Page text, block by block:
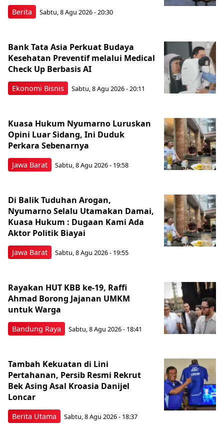
Berita Sabtu, 8 Agu 2026 - 20:30
Ekonomi Bisnis
Bank Tata Asia Perkuat Budaya
Kesehatan Preventif melalui Medical
Check Up Berbasis AI
Sabtu, 8 Agu 2026 - 20:11
Jawa Barat
Kuasa Hukum Nyumarno Luruskan
Opini Luar Sidang, Ini Duduk
Perkara Sebenarnya ​
Sabtu, 8 Agu 2026 - 19:58
Jawa Barat
Di Balik Tuduhan Arogan,
Nyumarno Selalu Utamakan Damai,
Kuasa Hukum : Dugaan Kami Ada
Aktor Politik Biayai
Sabtu, 8 Agu 2026 - 19:55
Bandung Raya
Rayakan HUT KBB ke-19, Raffi
Ahmad Borong Jajanan UMKM
untuk Warga
Sabtu, 8 Agu 2026 - 18:41
Berita Utama
Tambah Kekuatan di Lini
Pertahanan, Persib Resmi Rekrut
Bek Asing Asal Kroasia Danijel
Loncar
Sabtu, 8 Agu 2026 - 18:37